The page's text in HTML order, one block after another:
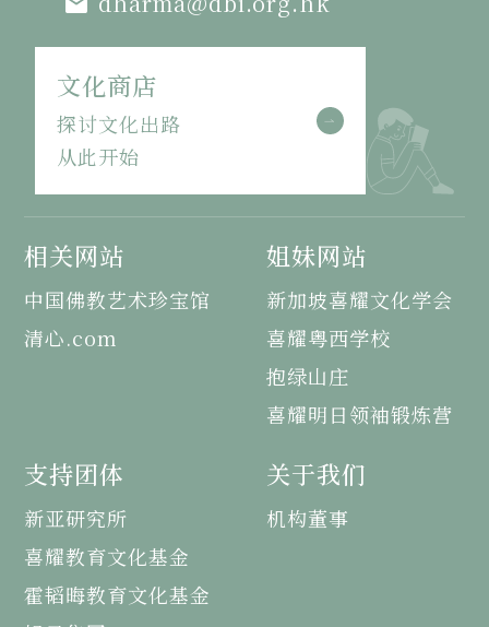
文化商店
探讨文化出路
从此开始
相关网站
中国佛教艺术珍宝馆
清心.com
姐妹网站
新加坡喜耀文化学会
喜耀粤西学校
抱绿山庄
喜耀明日领袖锻炼营
支持团体
新亚研究所
喜耀教育文化基金
霍韬晦教育文化基金
关于我们
机构董事